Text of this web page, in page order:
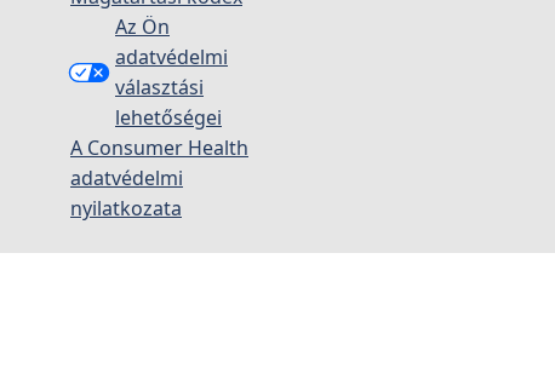
Az Ön
adatvédelmi
választási
lehetőségei
A Consumer Health
adatvédelmi
nyilatkozata